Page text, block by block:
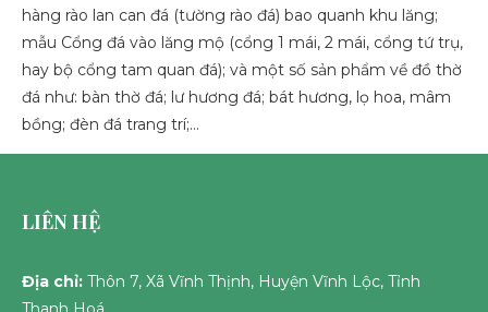
hàng rào lan can đá (tường rào đá) bao quanh khu lăng;
mẫu Cổng đá vào lăng mộ (cổng 1 mái, 2 mái, cổng tứ trụ,
hay bộ cổng tam quan đá); và một số sản phẩm về đồ thờ
đá như: bàn thờ đá; lư hương đá; bát hương, lọ hoa, mâm
bồng; đèn đá trang trí;…
LIÊN HỆ
Địa chỉ: Thôn 7, Xã Vĩnh Thịnh, Huyện Vĩnh Lộc, Tỉnh